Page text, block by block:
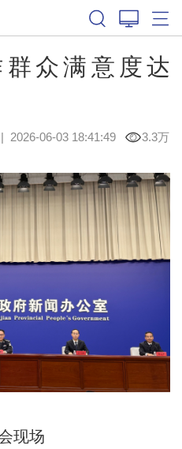
众满意度达
2026-06-03 18:41:49 3.3万
现场